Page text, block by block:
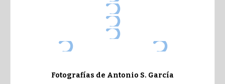
Fotografías de Antonio S. García